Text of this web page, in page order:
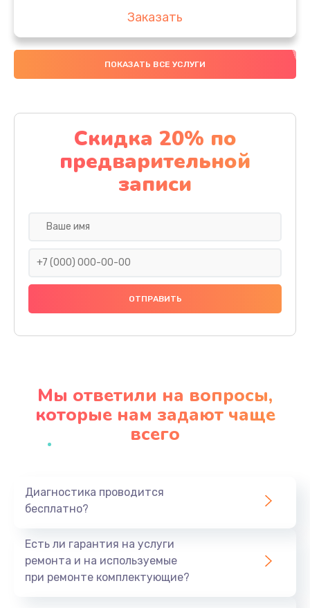
Заказать
Замена передней камеры
490 руб.
Замена полифонического динамика
390 руб.
Заказать
Сбор/Разбор
1490 руб.
Заказать
Замена кнопки Home (домой)
Замена сканера отпечатка
Заказать
ПОКАЗАТЬ ВСЕ УСЛУГИ
Скидка 20% по
предварительной
записи
Мы ответили на вопросы,
которые нам задают чаще
всего
Диагностика проводится
бесплатно?
Есть ли гарантия на услуги
ремонта и на используемые
при ремонте комплектующие?